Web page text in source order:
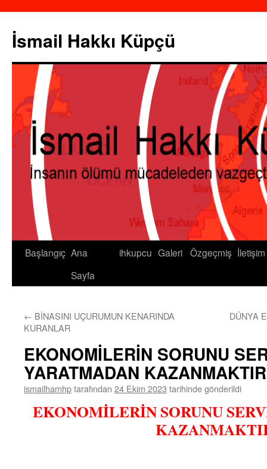
İsmail Hakkı Küpçü
Başlangıç Ana
Sayfa
ihkupcu Galeri Özgeçmiş İletişim
← BİNASINI UÇURUMUN KENARINDA
KURANLAR
DÜNYA
EKONOMİLERİN SORUNU
YARATMADAN KAZANMAKTIR
ismailhamhptarafından 24 Ekim 2023 tarihinde gönderildi
EKONOMİLERİN SORUNU